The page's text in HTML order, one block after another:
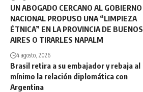
UN ABOGADO CERCANO AL GOBIERNO
NACIONAL PROPUSO UNA “LIMPIEZA
ÉTNICA” EN LA PROVINCIA DE BUENOS
AIRES O TIRARLES NAPALM
4 agosto, 2026
Brasil retira a su embajador y rebaja al
mínimo la relación diplomática con
Argentina